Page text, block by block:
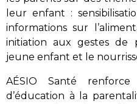
leur enfant :
informations sur
initiation aux gestes de
jeune enfant et le
AÉSIO Santé
d’éducation à la